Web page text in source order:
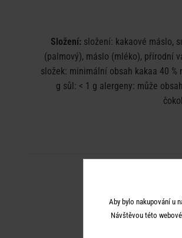
Složení: složení: kakaové máslo,
(palmový), máslo (mléko), přírodní
složek: minimální obsah kakaa 40
g sůl: < 1 g alergeny: může
Aby bylo nakupování u
Návštěvou této